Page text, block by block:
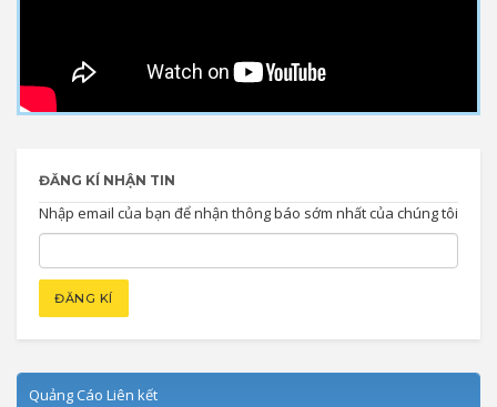
ĐĂNG KÍ NHẬN TIN
Nhập email của bạn để nhận thông báo sớm nhất của chúng tôi
Quảng Cáo Liên kết